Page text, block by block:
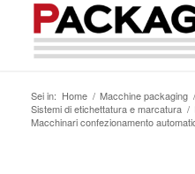
Sei in: Home / Macchine packaging /
Sistemi di etichettatura e marcatura /
Macchinari confezionamento